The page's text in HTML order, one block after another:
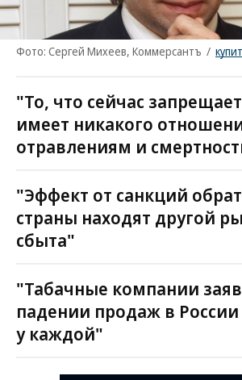
Фото: Сергей Михеев, Коммерсантъ /
"То, что сейчас
имеет никакого
отравлениям и
"Эффект от санкций
страны находят другой
сбыта"
"Табачные компании
падении продаж в России
у каждой"